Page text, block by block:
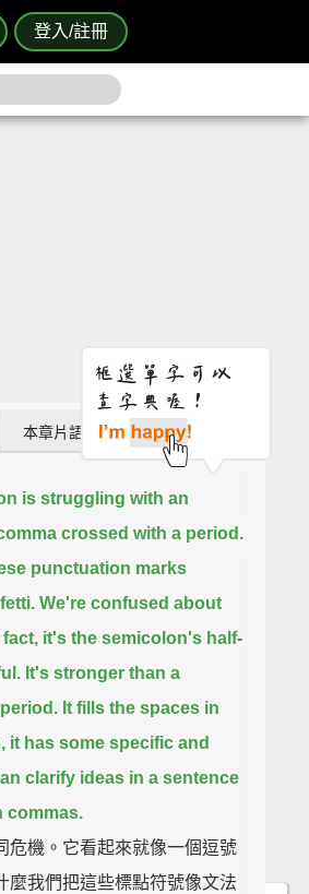
登入/註冊
本章片語 (7)
is struggling with an
crossed with a period.
punctuation marks
We're confused about
fact, it's the semicolon's half-
It's stronger than a
It fills the spaces in
it has some specific and
clarify ideas in a sentence
commas.
危機。它看起來就像一個逗號
麼我們把這些標點符號像文法